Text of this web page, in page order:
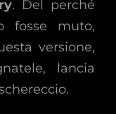
. Del perché
fosse muto,
versione,
lancia